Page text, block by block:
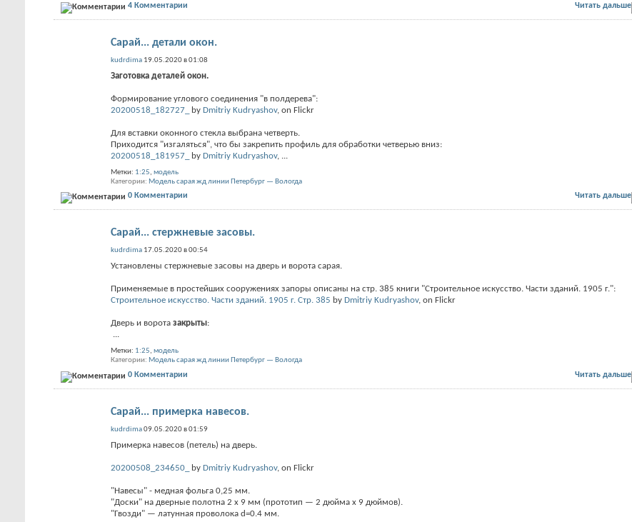
4 Комментарии Читать дальше
Сарай... детали окон.
kudrdima 19.05.2020 в 01:08
Заготовка деталей окон.
Формирование углового соединения "в полдерева":
20200518_182727_
by Dmitriy Kudryashov, on Flickr
Для вставки оконного стекла выбрана четверть.
Приходится "изгаляться", что бы закрепить профиль для обработки четверью вниз:
20200518_181957_
by Dmitriy Kudryashov,
Метки: 1:25, модель
Категории Модель сарая жд линии Петербург — Вологда
0 Комментарии Читать дальше
Сарай... стержневые засовы.
kudrdima 17.05.2020 в 00:54
Установлены стержневые засовы на дверь и ворота сарая.
Применяемые в простейших сооружениях запоры описаны на стр. 385 книги "Строительное искусство. Части зданий. 1905 г.":
Строительное искусство. Части зданий. 1905 г. Стр. 385 by Dmitriy Kudryashov, on Flickr
Дверь и ворота закрыты:
...
Метки: 1:25, модель
Категории Модель сарая жд линии Петербург — Вологда
0 Комментарии Читать дальше
Сарай... примерка навесов.
kudrdima09.05.2020 в 01:59
Примерка навесов (петель) на дверь.
20200508_234650_ by Dmitriy Kudryashov, on Flickr
"Навесы" - медная фольга 0,25 мм.
"Доски" на дверные полотна 2 x 9 мм (прототип — 2 дюйма x 9 дюймов).
"Гвозди" — латунная проволока d=0.4 мм.